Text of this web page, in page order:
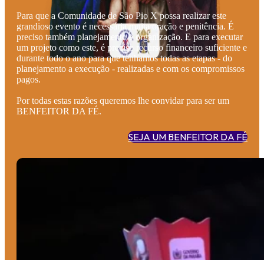
Para que a Comunidade de São Pio X possa realizar este
grandioso evento é necessária muita oração e penitência. É
preciso também planejamento e organização. E para executar
um projeto como este, é preciso recurso financeiro suficiente e
durante todo o ano para que tenhamos todas as etapas - do
planejamento a execução - realizadas e com os compromissos
pagos.
Por todas estas razões queremos lhe convidar para ser um
BENFEITOR DA FÉ.
SEJA UM BENFEITOR DA FÉ